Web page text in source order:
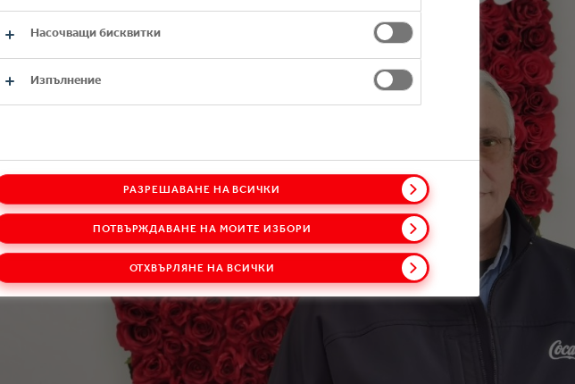
Насочващи бисквитки
Изпълнение
ОТХВЪРЛЯНЕ НА ВСИЧКИ
ПОТВЪРЖДАВАНЕ НА МОИТЕ ИЗБОРИ
РАЗРЕШАВАНЕ НА ВСИЧКИ